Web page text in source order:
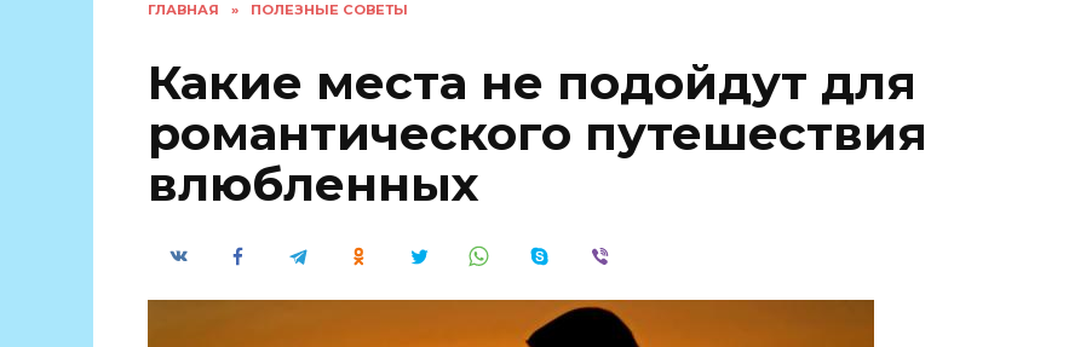
ГЛАВНАЯ » ПОЛЕЗНЫЕ СОВЕТЫ
Какие места не подойдут для
романтического путешествия
влюбленных